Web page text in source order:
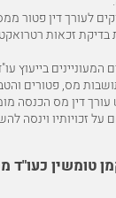
לעורך דין פטור
בדיקת זכאות
המעוניינים בייעוץ
מס, פטורים
דין מס הכנסה
על זכויותיו וינסה
טומשין כעו"ד